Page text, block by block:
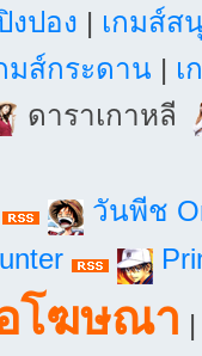
งปอง | เกมส์ส
มส์กระดาน | เ
ดาราเกาหลี
วันพีช
โฆษณา